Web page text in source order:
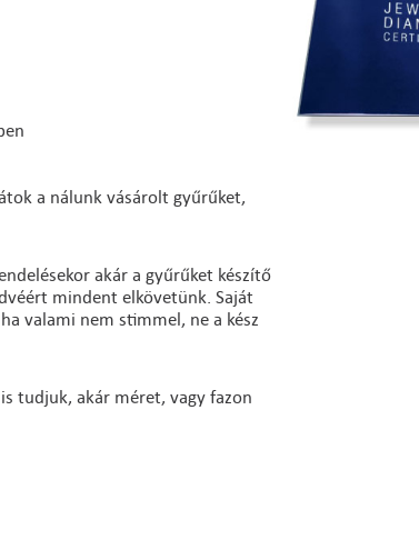
a nálunk vásárolt gyűrűket,
akár a gyűrűket készítő
mindent elkövetünk. Saját
valami nem stimmel, ne a kész
tudjuk, akár méret, vagy fazon